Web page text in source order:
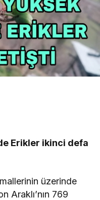
Erikler ikinci defa
üzerinde
Araklı’nın 769